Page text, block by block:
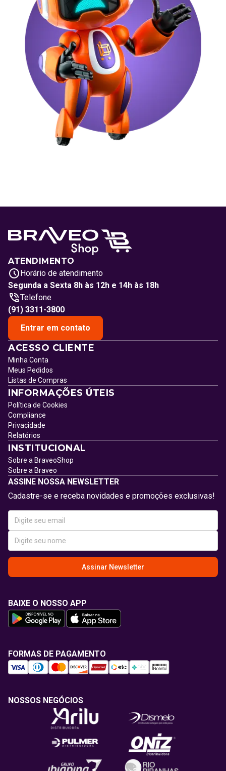
ATENDIMENTO
Horário de atendimento
Segunda a Sexta 8h às 12h e 14h às 18h
Telefone
(91) 3311-3800
Entrar em contato
ACESSO CLIENTE
Minha Conta
Meus Pedidos
Listas de Compras
INFORMAÇÕES ÚTEIS
Política de Cookies
Compliance
Privacidade
Relatórios
INSTITUCIONAL
Sobre a BraveoShop
Sobre a Braveo
ASSINE NOSSA NEWSLETTER
Cadastre-se e receba novidades e promoções exclusivas!
Assinar Newsletter
BAIXE O NOSSO APP
FORMAS DE PAGAMENTO
NOSSOS NEGÓCIOS